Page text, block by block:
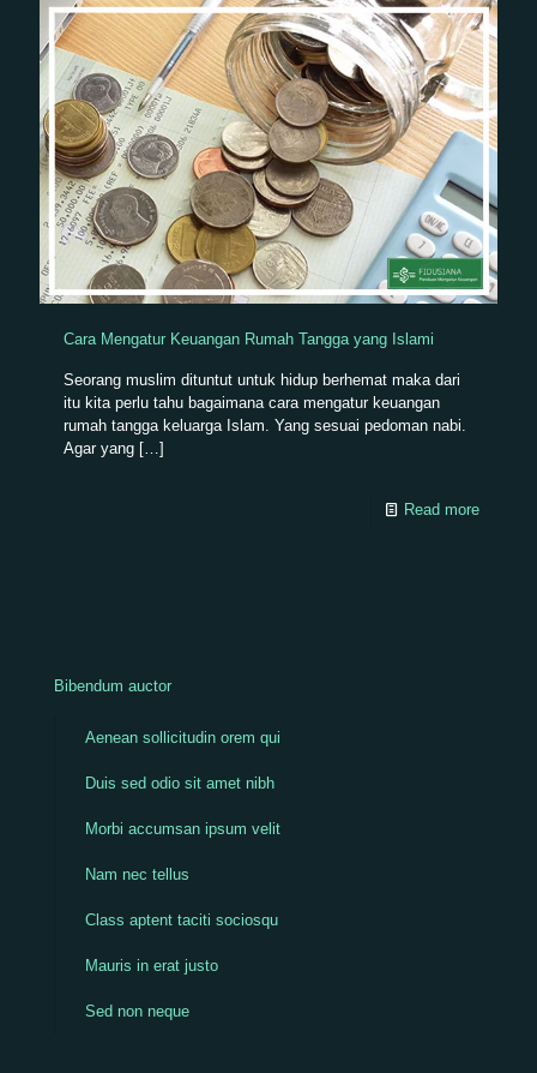
Cara Mengatur Keuangan Rumah Tangga yang Islami
Seorang muslim dituntut untuk hidup berhemat maka dari
itu kita perlu tahu bagaimana cara mengatur keuangan
rumah tangga keluarga Islam. Yang sesuai pedoman nabi.
Agar yang […]
Read more
Bibendum auctor
Aenean sollicitudin orem qui
Duis sed odio sit amet nibh
Morbi accumsan ipsum velit
Nam nec tellus
Class aptent taciti sociosqu
Mauris in erat justo
Sed non neque